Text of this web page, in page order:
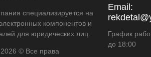
специализируется на
компонентов и
для юридических лиц.
© Все права
Email:
График
до 18:00